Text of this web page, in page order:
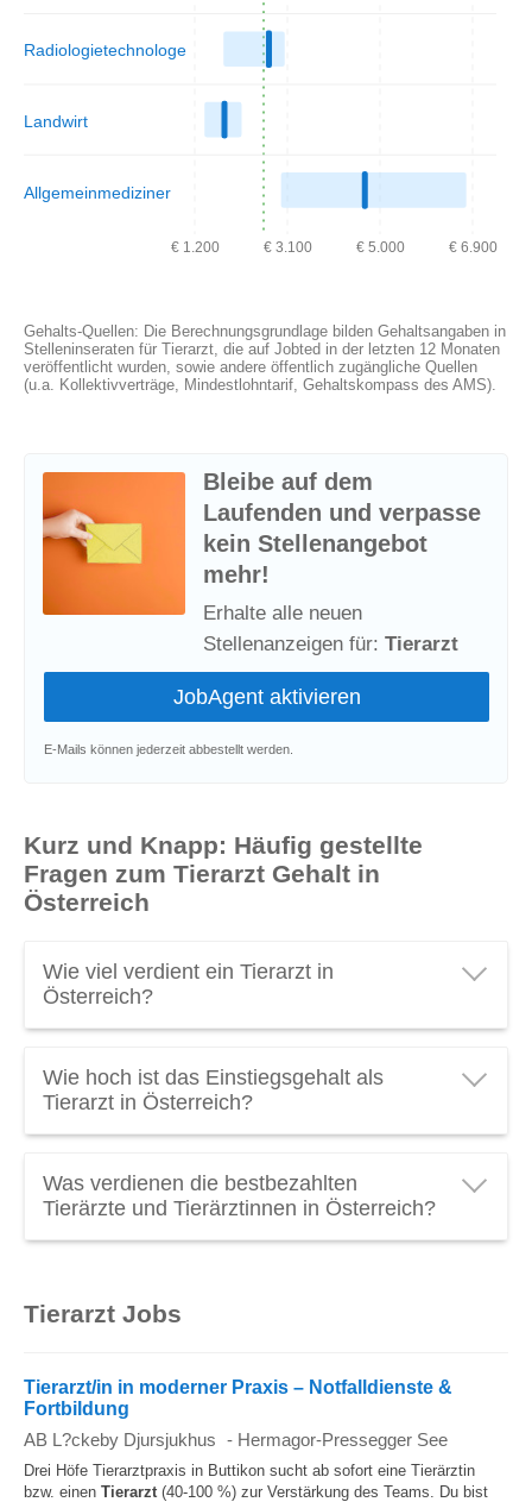
Radiologietechnologe
Landwirt
Allgemeinmediziner
€ 1.200 € 3.100 € 5.000 € 6.900
Gehalts-Quellen: Die Berechnungsgrundlage bilden Gehaltsangaben in
Stelleninseraten für Tierarzt, die auf Jobted in der letzten 12 Monaten
veröffentlicht wurden, sowie andere öffentlich zugängliche Quellen
(u.a. Kollektivverträge, Mindestlohntarif, Gehaltskompass des AMS).
Bleibe auf dem
Laufenden und verpasse
kein Stellenangebot
mehr!
Erhalte alle neuen
Stellenanzeigen für: Tierarzt
E-Mails können jederzeit abbestellt werden.
Kurz und Knapp: Häufig gestellte
Fragen zum Tierarzt Gehalt in
Österreich
Wie viel verdient ein Tierarzt in
Österreich?
€ 2.612 brutto pro Monatoder€ 36.600 brutto pro
Jahr. Verdienen Sie als Tierarzt genug? Schauen
2026).
Wie hoch ist das Einstiegsgehalt als
Tierarzt in Österreich?
und Tierärztinnen in Österreich liegt bei
brutto pro Monat.
Was verdienen die bestbezahlten
Tierärzte und Tierärztinnen in Österreich?
diesen Beruf entdecken: Tierärzte mit Fachtierarzttitel
Tierarzt Jobs
Tierarzt/in in moderner Praxis – Notfalldienste &
Fortbildung
AB L?ckeby Djursjukhus - Hermagor-Pressegger See
Drei Höfe Tierarztpraxis in Buttikon sucht ab sofort eine Tierärztin
bzw. einen Tierarzt (40-100 %) zur Verstärkung des Teams. Du bist